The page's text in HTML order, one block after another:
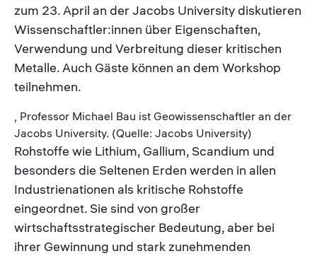
zum 23. April an der Jacobs University diskutieren
Wissenschaftler:innen über Eigenschaften,
Verwendung und Verbreitung dieser kritischen
Metalle. Auch Gäste können an dem Workshop
teilnehmen.
, Professor Michael Bau ist Geowissenschaftler an der
Jacobs University. (Quelle: Jacobs University)
Rohstoffe wie Lithium, Gallium, Scandium und
besonders die Seltenen Erden werden in allen
Industrienationen als kritische Rohstoffe
eingeordnet. Sie sind von großer
wirtschaftsstrategischer Bedeutung, aber bei
ihrer Gewinnung und stark zunehmenden